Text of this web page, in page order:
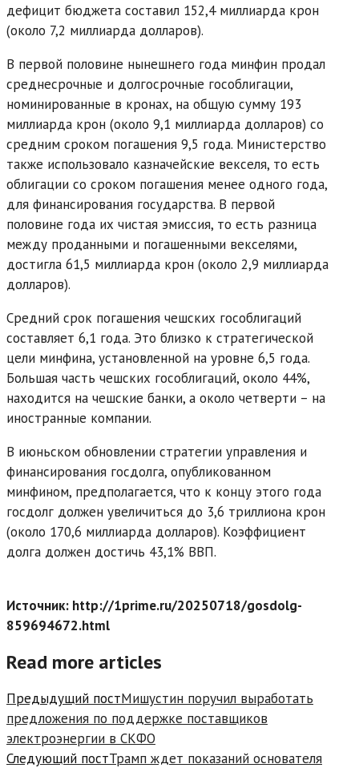
дефицит бюджета составил 152,4 миллиарда крон
(около 7,2 миллиарда долларов).
В первой половине нынешнего года минфин продал
среднесрочные и долгосрочные гособлигации,
номинированные в кронах, на общую сумму 193
миллиарда крон (около 9,1 миллиарда долларов) со
средним сроком погашения 9,5 года. Министерство
также использовало казначейские векселя, то есть
облигации со сроком погашения менее одного года,
для финансирования государства. В первой
половине года их чистая эмиссия, то есть разница
между проданными и погашенными векселями,
достигла 61,5 миллиарда крон (около 2,9 миллиарда
долларов).
Средний срок погашения чешских гособлигаций
составляет 6,1 года. Это близко к стратегической
цели минфина, установленной на уровне 6,5 года.
Большая часть чешских гособлигаций, около 44%,
находится на чешские банки, а около четверти – на
иностранные компании.
В июньском обновлении стратегии управления и
финансирования госдолга, опубликованном
минфином, предполагается, что к концу этого года
госдолг должен увеличиться до 3,6 триллиона крон
(около 170,6 миллиарда долларов). Коэффициент
долга должен достичь 43,1% ВВП.
Источник: http://1prime.ru/20250718/gosdolg-
859694672.html
Read more articles
Предыдущий постМишустин поручил выработать
предложения по поддержке поставщиков
электроэнергии в СКФО
Следующий постТрамп ждет показаний основателя